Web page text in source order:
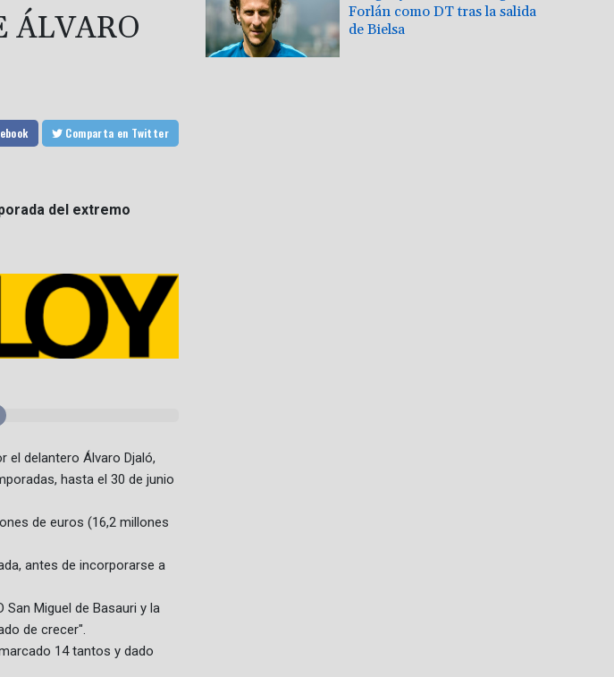
ÁLVARO
Comparta en Twitter
del extremo
el delantero Álvaro Djaló,
hasta el 30 de junio
de euros (16,2 millones
antes de incorporarse a
Miguel de Basauri y la
de crecer".
14 tantos y dado
Forlán como DT tras la salida
de Bielsa